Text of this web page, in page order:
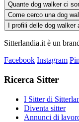
Quante dog walker ci
Come cerco una dog
I profili delle dog
Sitterlandia.it è un
Facebook Instagram
Ricerca Sitter
I Sitter di
Diventa sitter
Annunci di